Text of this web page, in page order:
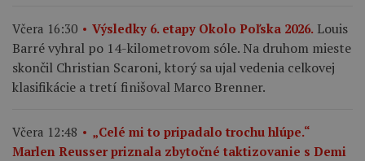
Včera 16:30 Výsledky 6. etapy Okolo Poľska 2026. Louis
Barré vyhral po 14-kilometrovom sóle. Na druhom mieste
skončil Christian Scaroni, ktorý sa ujal vedenia celkovej
klasifikácie a tretí finišoval Marco Brenner.
Včera 12:48
„Celé mi to pripadalo trochu hlúpe.“
Marlen Reusser priznala zbytočné taktizovanie s Demi